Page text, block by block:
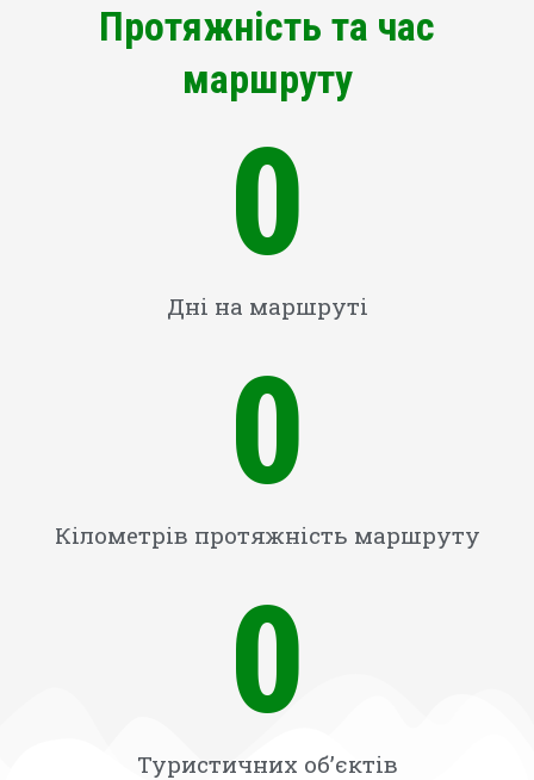
Протяжність та час
маршруту
0
Дні на маршруті
0
Кілометрів протяжність маршруту
0
Туристичних об’єктів